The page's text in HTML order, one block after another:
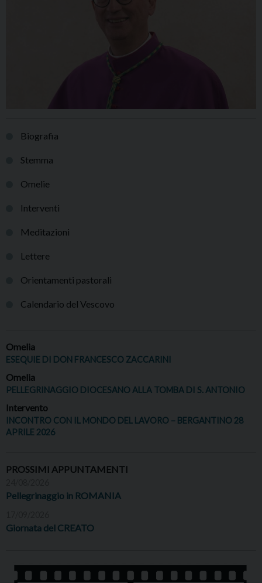
Biografia
Stemma
Omelie
Interventi
Meditazioni
Lettere
Orientamenti pastorali
Calendario del Vescovo
Omelia
ESEQUIE DI DON FRANCESCO ZACCARINI
Omelia
PELLEGRINAGGIO DIOCESANO ALLA TOMBA DI S. ANTONIO
Intervento
INCONTRO CON IL MONDO DEL LAVORO – BERGANTINO 28
APRILE 2026
PROSSIMI APPUNTAMENTI
Pellegrinaggio in ROMANIA
Giornata del CREATO